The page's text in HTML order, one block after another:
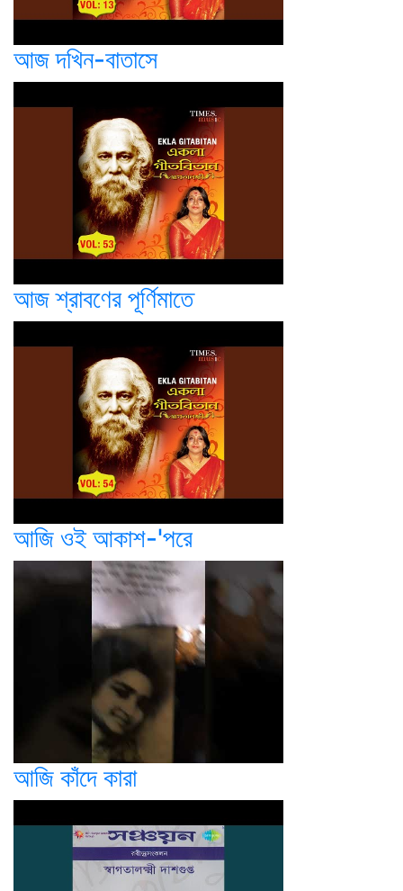
আজ দখিন-বাতাসে
আজ শ্রাবণের পূর্ণিমাতে
আজি ওই আকাশ-'পরে
আজি কাঁদে কারা